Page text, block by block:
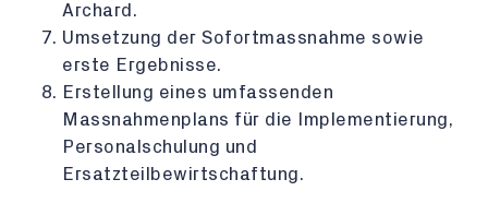
Archard.
Umsetzung der Sofortmassnahme sowie
erste Ergebnisse.
Erstellung eines umfassenden
Massnahmenplans für die Implementierung,
Personalschulung und
Ersatzteilbewirtschaftung.